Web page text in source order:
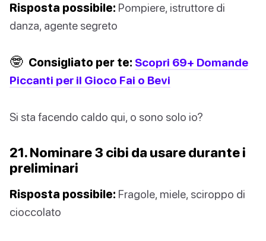
Risposta possibile: Pompiere, istruttore di
danza, agente segreto
🤓 Consigliato per te: Scopri 69+ Domande
Piccanti per il Gioco Fai o Bevi
Si sta facendo caldo qui, o sono solo io?
21. Nominare 3 cibi da usare durante i
preliminari
Risposta possibile: Fragole, miele, sciroppo di
cioccolato